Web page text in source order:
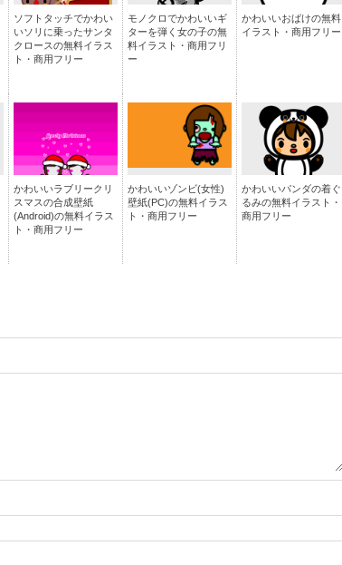
ソフトタッチでかわい
いソリに乗ったサンタ
クロースの無料イラス
ト・商用フリー
モノクロでかわいいギ
ターを弾く女の子の無
料イラスト・商用フリ
ー
かわいいおばけの無料
イラスト・商用フリー
かわいいラブリークリ
スマスの合成壁紙
(Android)の無料イラス
ト・商用フリー
かわいいゾンビ(女性)
壁紙(PC)の無料イラス
ト・商用フリー
かわいいパンダの着ぐ
るみの無料イラスト・
商用フリー